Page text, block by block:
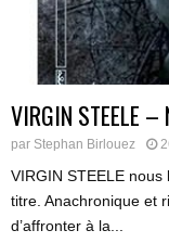
VIRGIN STEELE
par Stephan Birlouez
VIRGIN STEELE nous
titre. Anachronique et
d’affronter à la...